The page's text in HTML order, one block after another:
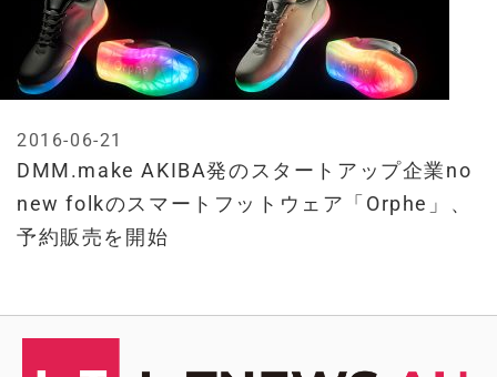
DMM.make AKIBA発のスタートアップ企業no
new folkのスマートフットウェア「Orphe」、
予約販売を開始
2016-06-21